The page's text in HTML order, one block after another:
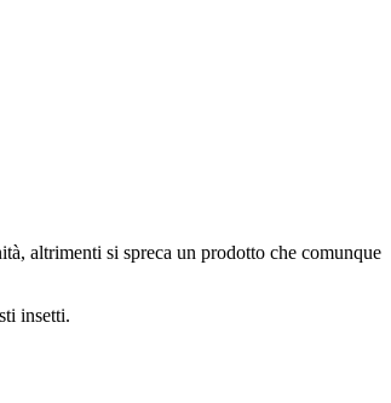
altrimenti si spreca un prodotto che comunque
insetti.